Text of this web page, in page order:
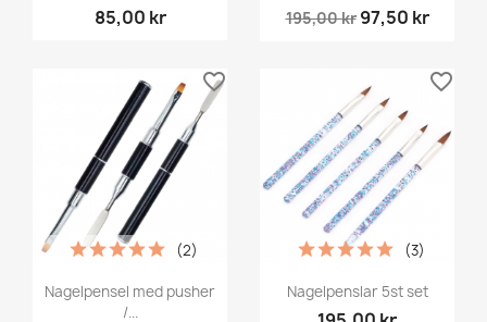
85,00 kr 195,00 kr 97,50 kr
Nagelpensel med pusher
/...
(2)
favorite_border
Nagelpenslar 5st set
(3)
favorite_border